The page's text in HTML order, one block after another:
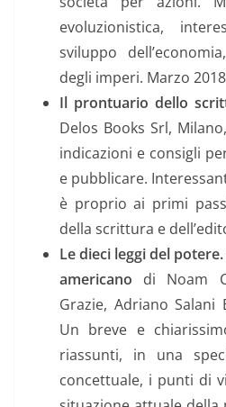
evoluzionistica,
sviluppo
degli imperi. Marzo
Il prontuario dello
Delos Books Srl,
indicazioni e consigli
e pubblicare.
è proprio ai primi
della scrittura e
Le dieci leggi del
americano di Noam
Grazie, Adriano Salani
Un breve e
riassunti, in una
concettuale, i punti di